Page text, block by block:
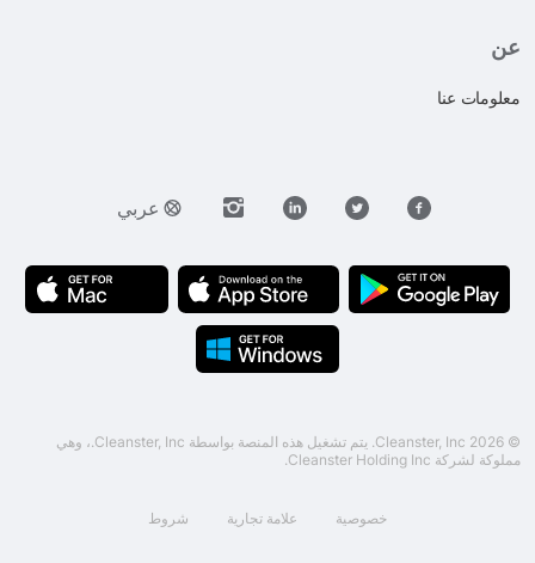
عن
معلومات عنا
عربي
© 2026 Cleanster, Inc. يتم تشغيل هذه المنصة بواسطة Cleanster, Inc.، وهي
مملوكة لشركة Cleanster Holding Inc.
خصوصية علامة تجارية شروط